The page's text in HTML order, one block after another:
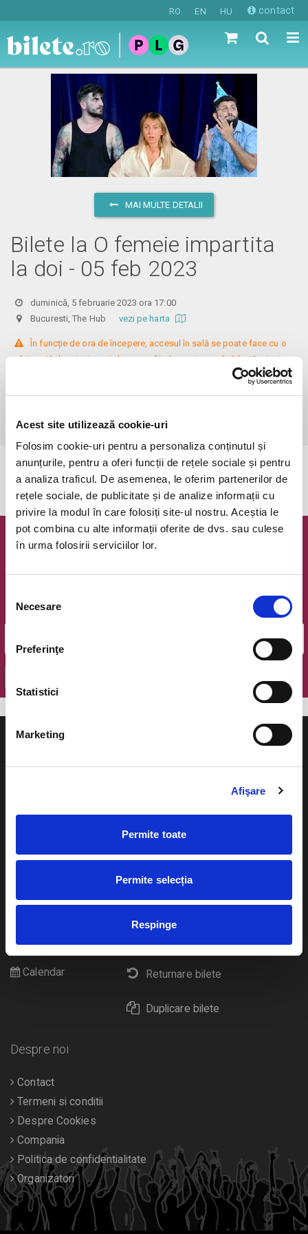
Acest site utilizează cookie-uri
Folosim cookie-uri pentru a personaliza conținutul și
anunțurile, pentru a oferi funcții de rețele sociale și pentru
a analiza traficul. De asemenea, le oferim partenerilor de
rețele sociale, de publicitate și de analize informații cu
privire la modul în care folosiți site-ul nostru. Aceștia le
pot combina cu alte informații oferite de dvs. sau culese
în urma folosirii serviciilor lor.
consimțământului
Necesare
Preferinţe
Statistici
Marketing
Afişare
Permite toate
Permite selecția
Respinge
RO EN HU contact
MAI MULTE DETALII
Bilete la O femeie impartita
la doi - 05 feb 2023
duminică, 5 februarie 2023 ora 17:00
Bucuresti, The Hub vezi pe harta
În funcție de ora de începere, accesul în sală se poate face cu o
oră / cu 40 de minute mai devreme, fiind permis cu până la 10 minute
înainte de spectacol. Așezarea se realizează la mese de 2 (nr. limitat), 3
Informații suplimentare, la nr. de telefon 0773 825 249.
Evenimentul a expirat.
Newsletter @ Bilete.ro
Email
Cum comand bilete?
eBilet printat acasa
Returnare bilete
Duplicare bilete
Pentru copii
Diverse
Calendar
Despre noi
Contact
Termeni si conditii
Despre Cookies
Compania
Politica de confidentialitate
Organizatori